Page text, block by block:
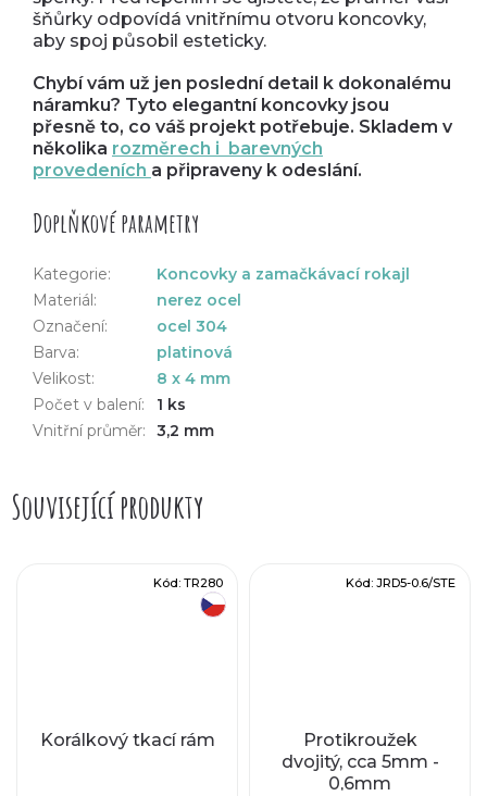
šňůrky odpovídá vnitřnímu otvoru koncovky,
aby spoj působil esteticky.
Chybí vám už jen poslední detail k dokonalému
náramku? Tyto elegantní koncovky jsou
přesně to, co váš projekt potřebuje. Skladem v
několika rozměrech i barevných
provedeních a připraveny k odeslání.
Doplňkové parametry
Kategorie:
Koncovky a zamačkávací rokajl
Materiál :
nerez ocel
Označení:
ocel 304
Barva:
platinová
Velikost:
8 x 4 mm
Počet v balení:
1 ks
Vnitřní průměr: 3,2 mm
Související produkty
Korálkový tkací rám
Kód: TR280
Protikroužek
dvojitý, cca 5mm -
0,6mm
Kód: JRD5-0.6/STE